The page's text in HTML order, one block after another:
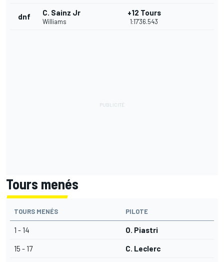
dnf C. Sainz Jr
Williams
+12 Tours
1:17'36.543
Tours menés
TOURS MENÉS PILOTE
1 - 14 O. Piastri
15 - 17 C. Leclerc